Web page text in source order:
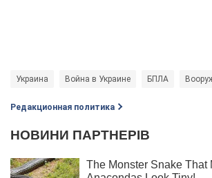
Украина Война в Украине БПЛА
Редакционная политика